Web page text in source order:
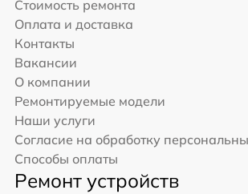
Стоимость ремонта
Оплата и доставка
Контакты
Вакансии
О компании
Ремонтируемые модели
Наши услуги
Согласие на обработку
Способы оплаты
Ремонт устройств